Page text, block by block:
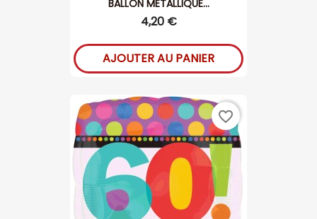
BALLON METALLIQUE...
4,20 €
AJOUTER AU PANIER
favorite_border